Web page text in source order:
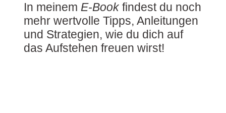
In meinem E-Book findest du noch
mehr wertvolle Tipps, Anleitungen
und Strategien, wie du dich auf
das Aufstehen freuen wirst!